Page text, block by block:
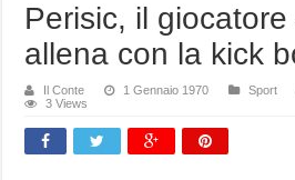
Perisic, il
allena con la kick
Il Conte 1 Gennaio 1970 Sport
3 Views